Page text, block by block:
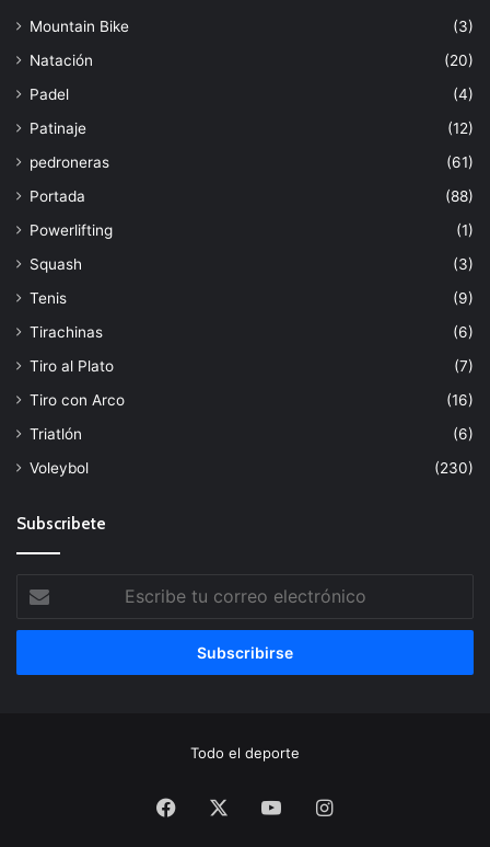
Mountain Bike
(3)
Natación
(20)
Padel
(4)
Patinaje
(12)
pedroneras
(61)
Portada
(88)
Powerlifting
(1)
Squash
(3)
Tenis
(9)
Tirachinas
(6)
Tiro al Plato
(7)
Tiro con Arco
(16)
Triatlón
(6)
Voleybol
(230)
Subscribete
Escribe
tu
correo
Todo el deporte
Facebook YouTubeInstagram